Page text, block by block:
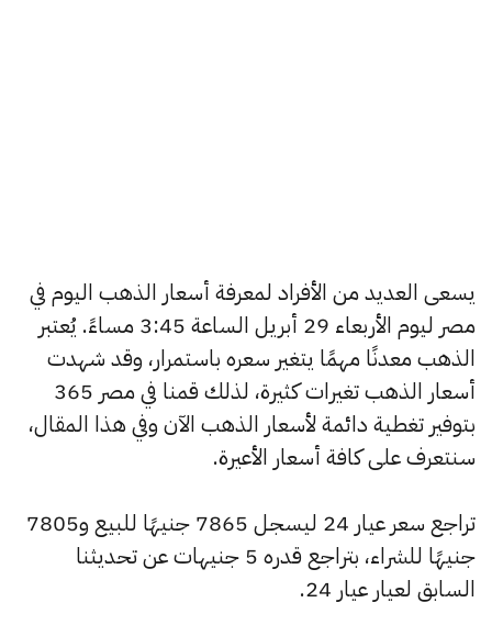
يسعى العديد من الأفراد لمعرفة أسعار الذهب اليوم في
مصر ليوم الأربعاء 29 أبريل الساعة 3:45 مساءً. يُعتبر
الذهب معدنًا مهمًا يتغير سعره باستمرار، وقد شهدت
أسعار الذهب تغيرات كثيرة، لذلك قمنا في مصر 365
بتوفير تغطية دائمة لأسعار الذهب الآن وفي هذا المقال،
سنتعرف على كافة أسعار الأعيرة.
تراجع سعر عيار 24 ليسجل 7865 جنيهًا للبيع و7805
جنيهًا للشراء، بتراجع قدره 5 جنيهات عن تحديثنا
السابق لعيار عيار 24.